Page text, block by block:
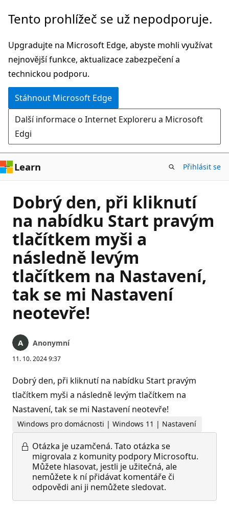
Přeskočit
hlavní
obsah
Tento prohlížeč se už nepodporuje.
Upgradujte na Microsoft Edge, abyste mohli využívat
nejnovější funkce, aktualizace zabezpečení a
technickou podporu.
Stáhnout Microsoft Edge
Další informace o Internet Exploreru a Microsoft
Edgi
Learn Přihlásit se
Dobrý den, při kliknutí
na nabídku Start pravým
tlačítkem myši a
následně levým
tlačítkem na Nastavení,
tak se mi Nastavení
neotevře!
Anonymní
11. 10. 2024 9:37
Dobrý den, při kliknutí na nabídku Start pravým
tlačítkem myši a následně levým tlačítkem na
Nastavení, tak se mi Nastavení neotevře!
Windows pro domácnosti | Windows 11 | Nastavení
Otázka je uzamčená. Tato otázka se
migrovala z komunity podpory Microsoftu.
Můžete hlasovat, jestli je užitečná, ale
nemůžete k ní přidávat komentáře či
odpovědi ani ji nemůžete sledovat.